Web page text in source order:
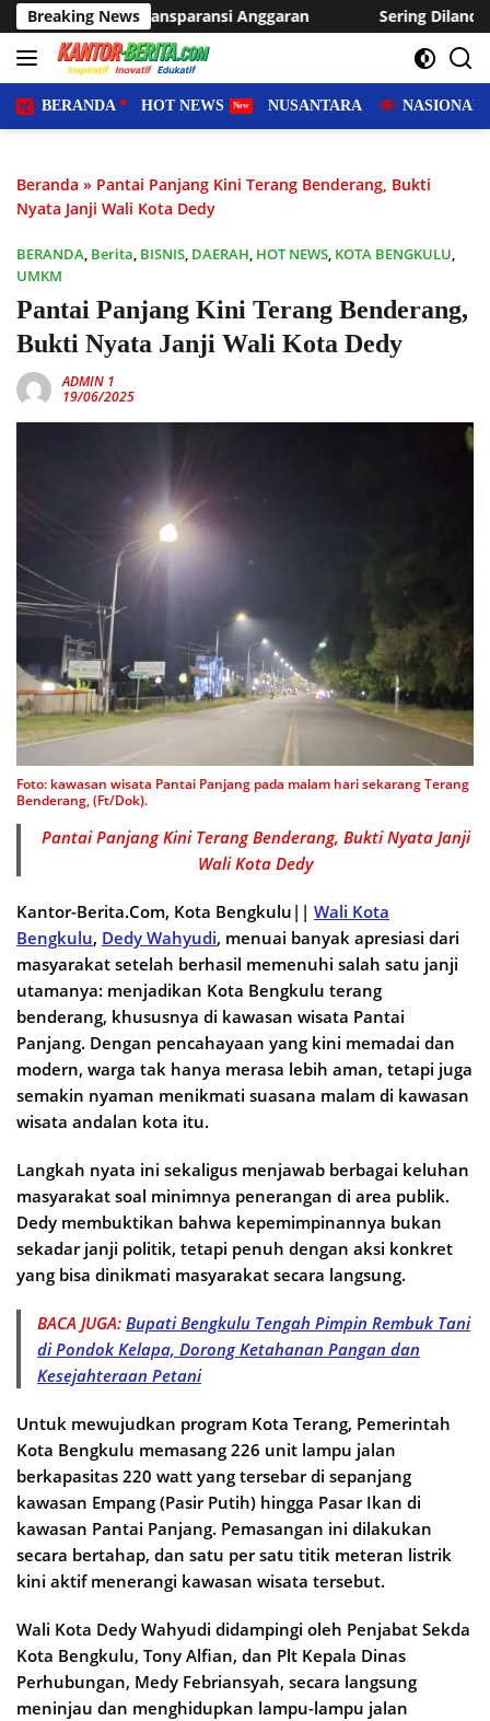
Langsung
ke
konten
Breaking News
Anggaran Sering Dilanda Genangan, Desa
BERANDA HOT NEWS NUSANTARA NASIONAL
Beranda » Pantai Panjang Kini Terang Benderang, Bukti
Nyata Janji Wali Kota Dedy
BERANDA, Berita, BISNIS, DAERAH, HOT NEWS, KOTA BENGKULU,
UMKM
Pantai Panjang Kini Terang Benderang,
Bukti Nyata Janji Wali Kota Dedy
ADMIN 1
19/06/2025
Foto: kawasan wisata Pantai Panjang pada malam hari sekarang Terang
Benderang, (Ft/Dok).
Pantai Panjang Kini Terang Benderang, Bukti Nyata Janji
Wali Kota Dedy
Kantor-Berita.Com, Kota Bengkulu|| Wali Kota
Bengkulu, Dedy Wahyudi, menuai banyak apresiasi dari
masyarakat setelah berhasil memenuhi salah satu janji
utamanya: menjadikan Kota Bengkulu terang
benderang, khususnya di kawasan wisata Pantai
Panjang. Dengan pencahayaan yang kini memadai dan
modern, warga tak hanya merasa lebih aman, tetapi juga
semakin nyaman menikmati suasana malam di kawasan
wisata andalan kota itu.
Langkah nyata ini sekaligus menjawab berbagai keluhan
masyarakat soal minimnya penerangan di area publik.
Dedy membuktikan bahwa kepemimpinannya bukan
sekadar janji politik, tetapi penuh dengan aksi konkret
yang bisa dinikmati masyarakat secara langsung.
BACA JUGA: Bupati Bengkulu Tengah Pimpin Rembuk Tani
di Pondok Kelapa, Dorong Ketahanan Pangan dan
Kesejahteraan Petani
Untuk mewujudkan program Kota Terang, Pemerintah
Kota Bengkulu memasang 226 unit lampu jalan
berkapasitas 220 watt yang tersebar di sepanjang
kawasan Empang (Pasir Putih) hingga Pasar Ikan di
kawasan Pantai Panjang. Pemasangan ini dilakukan
secara bertahap, dan satu per satu titik meteran listrik
kini aktif menerangi kawasan wisata tersebut.
Wali Kota Dedy Wahyudi didampingi oleh Penjabat Sekda
Kota Bengkulu, Tony Alfian, dan Plt Kepala Dinas
Perhubungan, Medy Febriansyah, secara langsung
meninjau dan menghidupkan lampu-lampu jalan